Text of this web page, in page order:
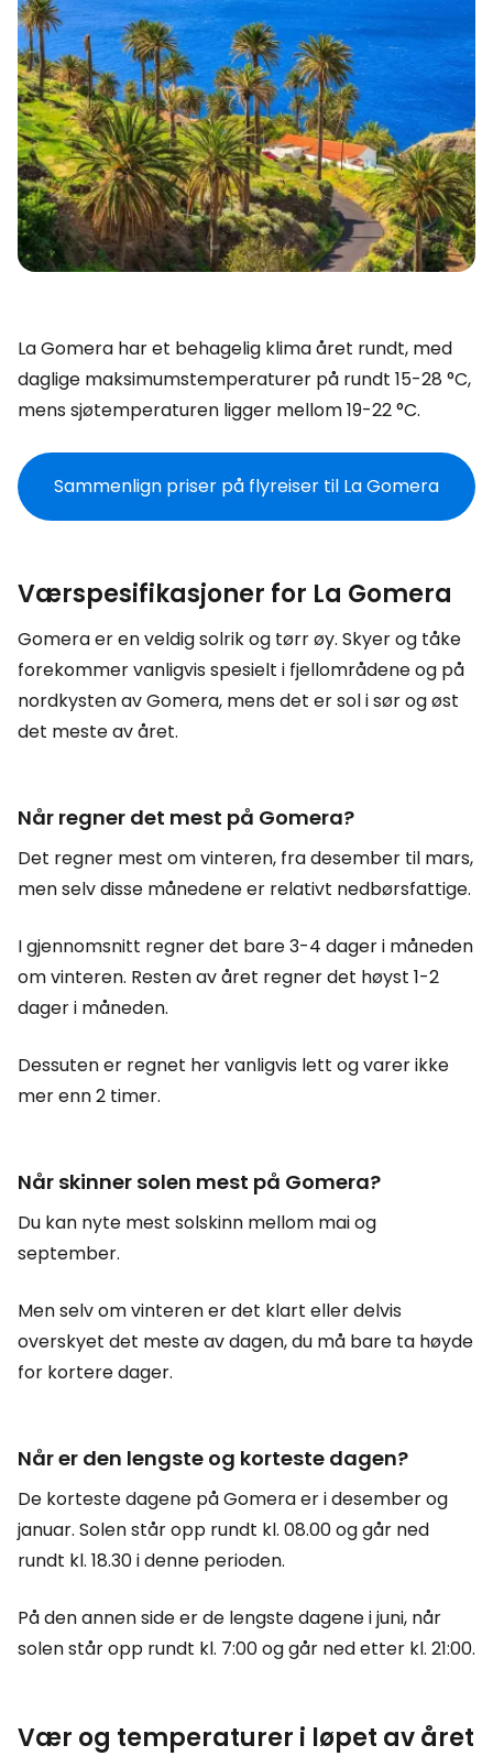
La Gomera har et behagelig klima året rundt, med
daglige maksimumstemperaturer på rundt 15-28 °C,
mens sjøtemperaturen ligger mellom 19-22 °C.
Sammenlign priser på flyreiser til La Gomera
Værspesifikasjoner for La Gomera
Gomera er en veldig solrik og tørr øy. Skyer og tåke
forekommer vanligvis spesielt i fjellområdene og på
nordkysten av Gomera, mens det er sol i sør og øst
det meste av året.
Når regner det mest på Gomera?
Det regner mest om vinteren, fra desember til mars,
men selv disse månedene er relativt nedbørsfattige.
I gjennomsnitt regner det bare 3-4 dager i måneden
om vinteren. Resten av året regner det høyst 1-2
dager i måneden.
Dessuten er regnet her vanligvis lett og varer ikke
mer enn 2 timer.
Når skinner solen mest på Gomera?
Du kan nyte mest solskinn mellom mai og
september.
Men selv om vinteren er det klart eller delvis
overskyet det meste av dagen, du må bare ta høyde
for kortere dager.
Når er den lengste og korteste dagen?
De korteste dagene på Gomera er i desember og
januar. Solen står opp rundt kl. 08.00 og går ned
rundt kl. 18.30 i denne perioden.
På den annen side er de lengste dagene i juni, når
solen står opp rundt kl. 7:00 og går ned etter kl. 21:00.
Vær og temperaturer i løpet av året